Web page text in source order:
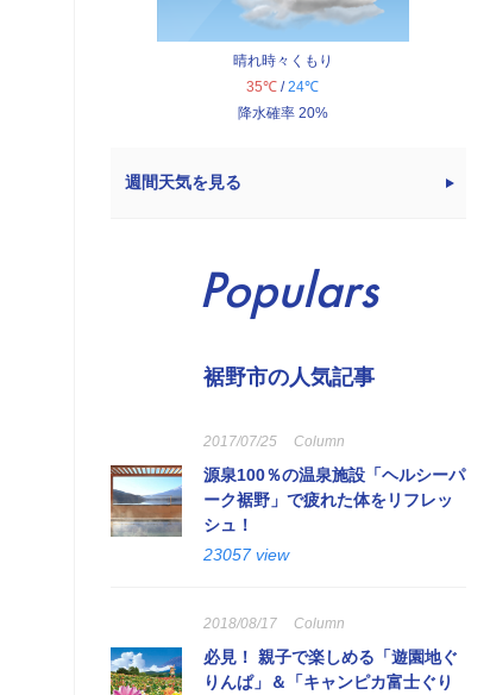
晴れ時々くもり
35℃ /24℃
降水確率 20%
週間天気を見る
Populars
裾野市の人気記事
2017/07/25 Column
源泉100％の温泉施設「ヘルシーパ
ーク裾野」で疲れた体をリフレッ
シュ！
23057 view
2018/08/17 Column
必見！ 親子で楽しめる「遊園地ぐ
りんぱ」＆「キャンピカ富士ぐり